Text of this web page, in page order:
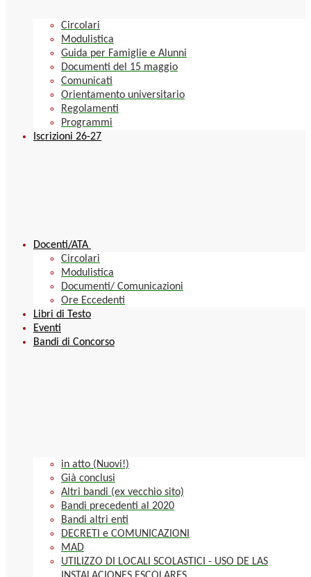
Circolari
Modulistica
Guida per Famiglie e Alunni
Documenti del 15 maggio
Comunicati
Orientamento universitario
Regolamenti
Programmi
Iscrizioni 26-27
Docenti/ATA
Circolari
Modulistica
Documenti/ Comunicazioni
Ore Eccedenti
Libri di Testo
Eventi
Bandi di Concorso
in atto (Nuovi!)
Già conclusi
Altri bandi (ex vecchio sito)
Bandi precedenti al 2020
Bandi altri enti
DECRETI e COMUNICAZIONI
MAD
UTILIZZO DI LOCALI SCOLASTICI - USO DE LAS